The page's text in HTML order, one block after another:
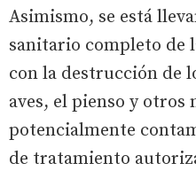
Asimismo, se está
sanitario completo de
con la destrucción de
aves, el pienso y otros
potencialmente
de tratamiento